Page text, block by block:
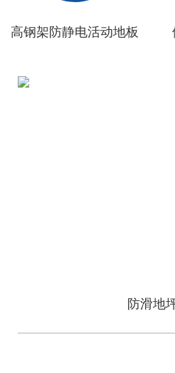
高钢架防静电活动地板
防滑地